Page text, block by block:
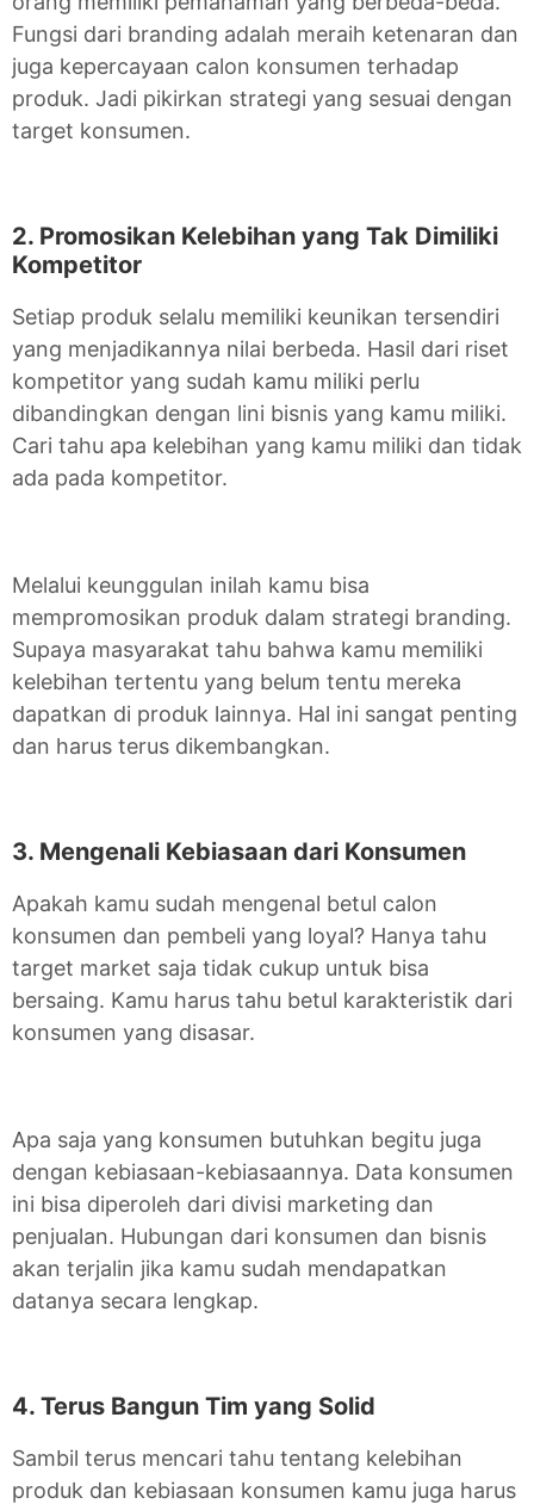
Fungsi dari branding adalah meraih ketenaran dan
juga kepercayaan calon konsumen terhadap
produk. Jadi pikirkan strategi yang sesuai dengan
target konsumen.
2. Promosikan Kelebihan yang Tak Dimiliki
Kompetitor
Setiap produk selalu memiliki keunikan tersendiri
yang menjadikannya nilai berbeda. Hasil dari riset
kompetitor yang sudah kamu miliki perlu
dibandingkan dengan lini bisnis yang kamu miliki.
Cari tahu apa kelebihan yang kamu miliki dan tidak
ada pada kompetitor.
Melalui keunggulan inilah kamu bisa
mempromosikan produk dalam strategi branding.
Supaya masyarakat tahu bahwa kamu memiliki
kelebihan tertentu yang belum tentu mereka
dapatkan di produk lainnya. Hal ini sangat penting
dan harus terus dikembangkan.
3. Mengenali Kebiasaan dari Konsumen
Apakah kamu sudah mengenal betul calon
konsumen dan pembeli yang loyal? Hanya tahu
target market saja tidak cukup untuk bisa
bersaing. Kamu harus tahu betul karakteristik dari
konsumen yang disasar.
Apa saja yang konsumen butuhkan begitu juga
dengan kebiasaan-kebiasaannya. Data konsumen
ini bisa diperoleh dari divisi marketing dan
penjualan. Hubungan dari konsumen dan bisnis
akan terjalin jika kamu sudah mendapatkan
datanya secara lengkap.
4. Terus Bangun Tim yang Solid
Sambil terus mencari tahu tentang kelebihan
produk dan kebiasaan konsumen kamu juga harus